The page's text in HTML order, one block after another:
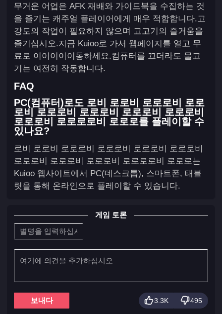
무거운 어업은 AFK 재배와 가이드북을 수집하는 것
을 즐기는 캐주얼 플레이어에게 매우 적합합니다.고
강도의 작업이 필요하지 않으며 고고기의 즐거움을
즐기십시오.지금 Kuioo로 가서 웹페이지를 열고 무
료로 이이이이이동하세요.컴퓨터를 끄더라도 물고
기는 여전히 작동합니다.
FAQ
PC(컴퓨터)로도 로비 로로비 로로로비 로로
로비 로로로비 로로로비 로로로비 로로로비
로로로비 로로로로비 로로로를 플레이할 수
있나요?
로비 로로비 로로로비 로로로비 로로로비 로로로비
로로로비 로로로비 로로로비 로로로로비 로로로는
Kuioo 웹사이트에서 PC(데스크톱), 스마트폰, 태블
릿을 통해 온라인으로 플레이할 수 있습니다.
게임 토론
보내다 3.3K 495